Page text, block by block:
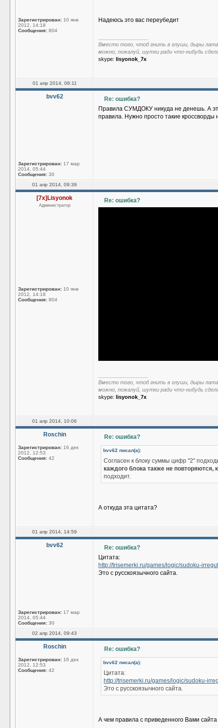
Зарегистрирован: 10 янв
2012, 14:18
Сообщения: 804
Надеюсь это вас переубедит
Вместо того, чтоб гнить в глуши, дыры
можно, пожалуй, шутки ради что-нибудь
skype: lisyonok_7x
01 апр 2014, 06:11
bvv62
Зарегистрирован: 17 мар
2014, 05:44
Сообщения: 30
Re: ошибка?
Правила СУМДОКУ никуда не денешь. А
правила. Нужно просто такие кроссворды
01 апр 2014, 09:39
[7x]Lisyonok
Администратор
Зарегистрирован: 10 янв
2012, 14:18
Сообщения: 804
Re: ошибка?
Вместо того, чтоб гнить в глуши, дыры
можно, пожалуй, шутки ради что-нибудь
skype: lisyonok_7x
01 апр 2014, 10:06
Roschin
Зарегистрирован: 16 дек
2012, 12:53
Сообщения: 42
Re: ошибка?
bvv62 писал(а):
Согласен к блоку суммы цифр "2"
каждого блока также не повторяются,
подходит.
А откуда эта цитата?
01 апр 2014, 14:59
bvv62
Зарегистрирован: 17 мар
2014, 05:44
Сообщения: 30
Re: ошибка?
Цитата:
http://trisemerki.ru/games/logic/sudoku-
Это с русскоязычного сайта.
02 апр 2014, 09:43
Roschin
Зарегистрирован: 16 дек
2012, 12:53
Сообщения: 42
Re: ошибка?
bvv62 писал(а):
Цитата:
http://trisemerki.ru/games/logic/sudoku-
Это с русскоязычного сайта.
А чем правила с приведенного Вами